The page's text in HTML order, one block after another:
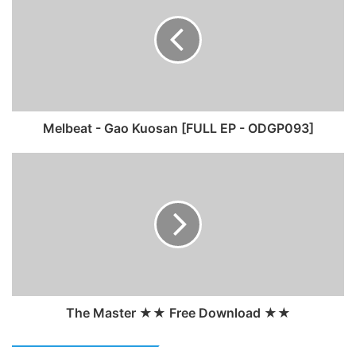
Melbeat - Gao Kuosan [FULL EP - ODGP093]
The Master ★★ Free Download ★★